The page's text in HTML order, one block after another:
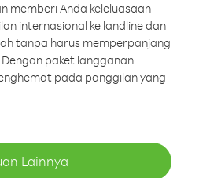
memberi Anda keleluasaan
internasional ke landline dan
tanpa harus memperpanjang
paket langganan
pada panggilan yang
Lainnya